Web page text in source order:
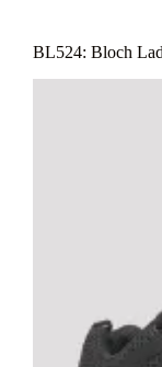
BL524: Bloch